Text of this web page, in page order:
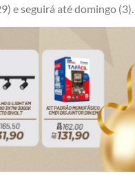
e seguirá até domingo (3).